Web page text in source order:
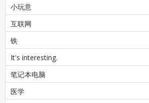
小玩意
互联网
铁
It's interesting.
笔记本电脑
医学